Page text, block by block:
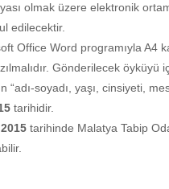
olmak üzere elektronik
edilecektir.
Office Word programıyla A4
Gönderilecek öyküyü
“adı-soyadı, yaşı, cinsiyeti,
tarihidir.
tarihinde Malatya Tabip